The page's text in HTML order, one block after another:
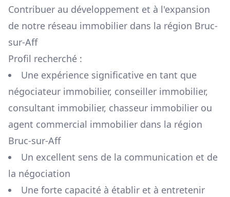
Contribuer au développement et à l'expansion
de notre réseau immobilier dans la région Bruc-
sur-Aff
Profil recherché :
Une expérience significative en tant que
négociateur immobilier, conseiller immobilier,
consultant immobilier, chasseur immobilier ou
agent commercial immobilier dans la région
Bruc-sur-Aff
Un excellent sens de la communication et de
la négociation
Une forte capacité à établir et à entretenir